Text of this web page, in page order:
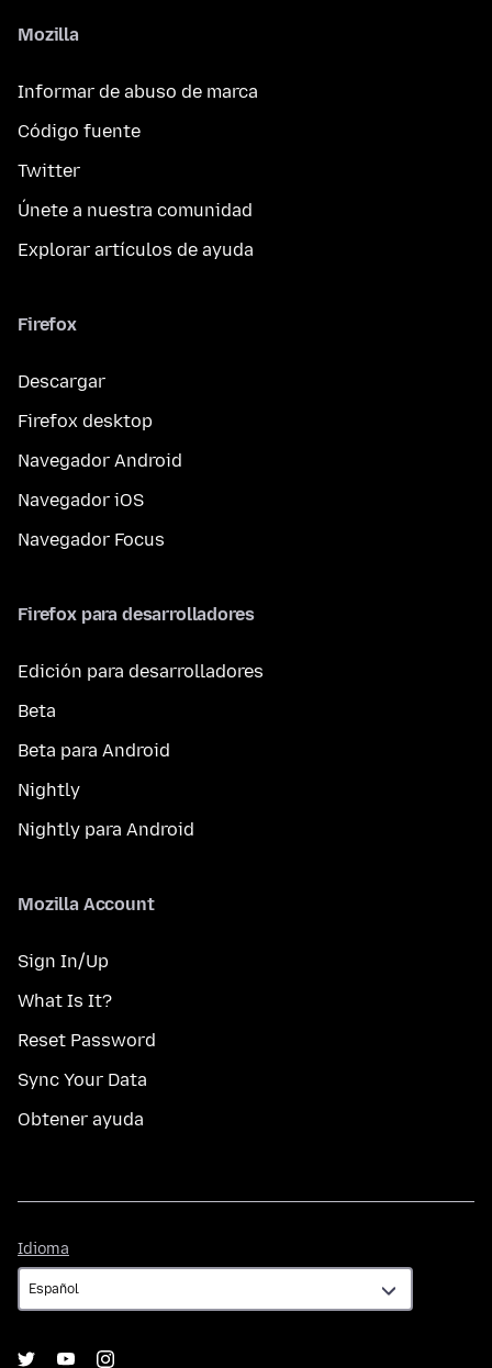
Mozilla
Informar de abuso de marca
Código fuente
Twitter
Únete a nuestra comunidad
Explorar artículos de ayuda
Firefox
Descargar
Firefox desktop
Navegador Android
Navegador iOS
Navegador Focus
Firefox para desarrolladores
Edición para desarrolladores
Beta
Beta para Android
Nightly
Nightly para Android
Mozilla Account
Sign In/Up
What Is It?
Reset Password
Sync Your Data
Obtener ayuda
Idioma